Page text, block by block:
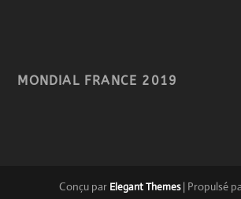
MONDIAL FRANCE 2019
Conçu par Elegant Themes| Propulsé